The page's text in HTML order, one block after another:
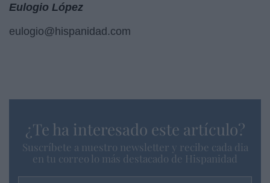
Eulogio López
eulogio@hispanidad.com
¿Te ha interesado este artículo?
Suscríbete a nuestro newsletter y recibe cada dia
en tu correo lo más destacado de Hispanidad